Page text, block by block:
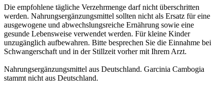
Die empfohlene tägliche Verzehrmenge darf nicht überschritten
werden. Nahrungsergänzungsmittel sollten nicht als Ersatz für eine
ausgewogene und abwechslungsreiche Ernährung sowie eine
gesunde Lebensweise verwendet werden. Für kleine Kinder
unzugänglich aufbewahren. Bitte besprechen Sie die Einnahme bei
Schwangerschaft und in der Stillzeit vorher mit Ihrem Arzt.
Nahrungsergänzungsmittel aus Deutschland. Garcinia Cambogia
stammt nicht aus Deutschland.